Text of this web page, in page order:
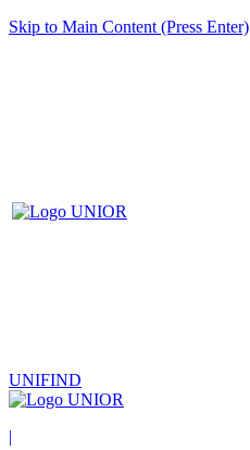
Skip to Main Content (Press Enter)
UNIFIND
|